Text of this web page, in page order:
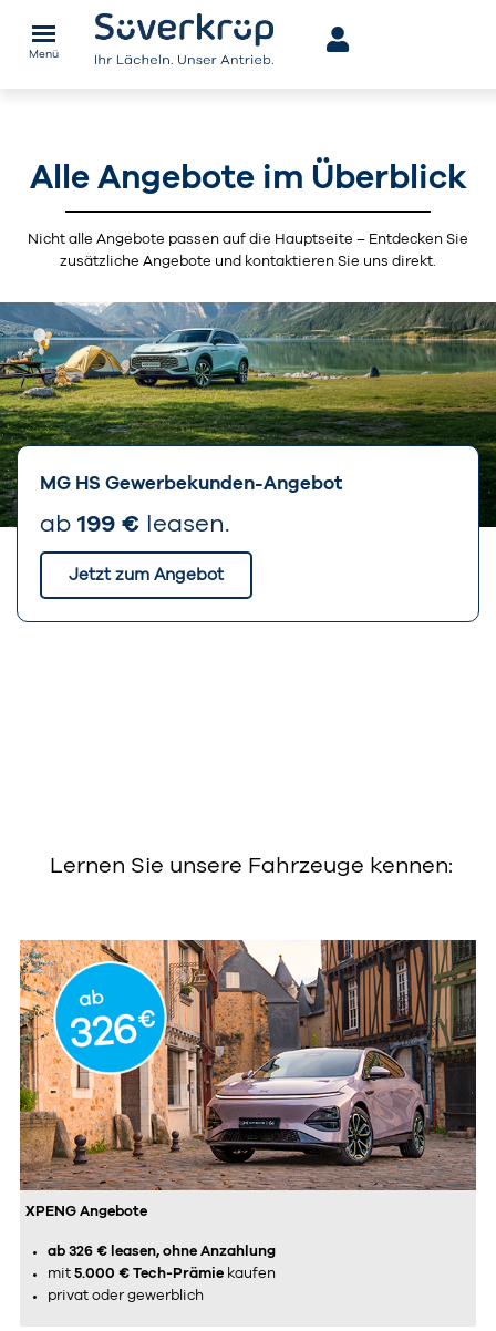
Menü
Alle Angebote im Überblick
Nicht alle Angebote passen auf die Hauptseite – Entdecken Sie
zusätzliche Angebote und kontaktieren Sie uns direkt.
MG HS Gewerbekunden-Angebot
ab 199 € leasen.
Jetzt zum Angebot
Lernen Sie unsere Fahrzeuge kennen:
XPENG Angebote
ab 326 € leasen, ohne Anzahlung
mit 5.000 € Tech-Prämie kaufen
privat oder gewerblich